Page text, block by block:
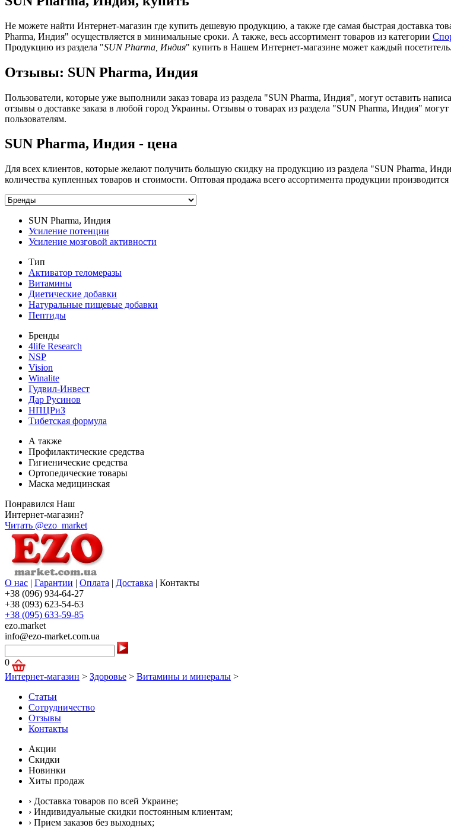
Не можете найти Интернет-магазин где купить дешевую продукцию, а также где самая быстрая доставка
Pharma, Индия" осуществляется в минимальные сроки. А также, весь ассортимент товаров из категории
Продукцию из раздела "SUN Pharma, Индия" купить в Нашем Интернет-магазине может каждый посетитель.
Отзывы: SUN Pharma, Индия
Пользователи, которые уже выполнили заказ товара из раздела "SUN Pharma, Индия", могут оставить
отзывы о доставке заказа в любой город Украины. Отзывы о товарах из раздела "SUN Pharma, Индия"
пользователям.
SUN Pharma, Индия - цена
Для всех клиентов, которые желают получить большую скидку на продукцию из раздела "SUN Pharma,
количества купленных товаров и стоимости. Оптовая продажа всего ассортимента продукции
SUN Pharma, Индия
Усиление потенции
Усиление мозговой активности
Тип
Активатор теломеразы
Витамины
Диетические добавки
Натуральные пищевые добавки
Пептиды
Бренды
4life Research
NSP
Vision
Winalite
Гудвил-Инвест
Дар Русинов
НПЦРиЗ
Тибетская формула
А также
Профилактические средства
Гигиенические средства
Ортопедические товары
Маска медицинская
Понравился Наш
Интернет-магазин?
Читать @ezo_market
О нас | Гарантии | Оплата | Доставка | Контакты
+38 (096) 934-64-27
+38 (093) 623-54-63
+38 (095) 633-59-85
ezo.market
info@ezo-market.com.ua
0
Интернет-магазин > Здоровье > Витамины и минералы >
Статьи
Сотрудничество
Отзывы
Контакты
Акции
Скидки
Новинки
Хиты продаж
› Доставка товаров по всей Украине;
› Индивидуальные скидки постоянным клиентам;
› Прием заказов без выходных;